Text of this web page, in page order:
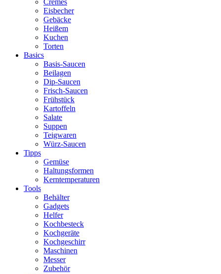
Eisbecher
Gebäcke
Heißem
Kuchen
Torten
Basics
Basis-Saucen
Beilagen
Dip-Saucen
Frisch-Saucen
Frühstück
Kartoffeln
Salate
Suppen
Teigwaren
Würz-Saucen
Tipps
Gemüse
Haltungsformen
Kerntemperaturen
Tools
Behälter
Gadgets
Helfer
Kochbesteck
Kochgeräte
Kochgeschirr
Maschinen
Messer
Zubehör